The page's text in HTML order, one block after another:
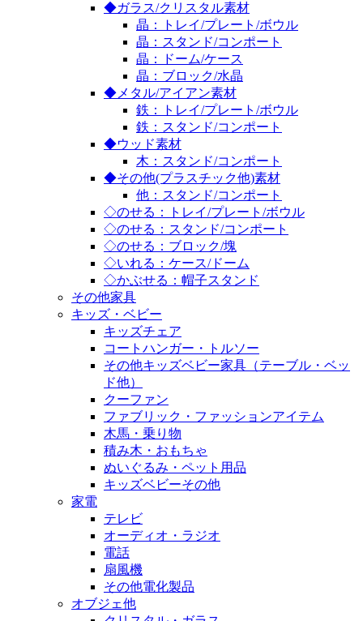
◆ガラス/クリスタル素材
晶：トレイ/プレート/ボウル
晶：スタンド/コンポート
晶：ドーム/ケース
晶：ブロック/水晶
◆メタル/アイアン素材
鉄：トレイ/プレート/ボウル
鉄：スタンド/コンポート
◆ウッド素材
木：スタンド/コンポート
◆その他(プラスチック他)素材
他：スタンド/コンポート
◇のせる：トレイ/プレート/ボウル
◇のせる：スタンド/コンポート
◇のせる：ブロック/塊
◇いれる：ケース/ドーム
◇かぶせる：帽子スタンド
その他家具
キッズ・ベビー
キッズチェア
コートハンガー・トルソー
その他キッズベビー家具（テーブル・ベッ
ド他）
クーファン
ファブリック・ファッションアイテム
木馬・乗り物
積み木・おもちゃ
ぬいぐるみ・ペット用品
キッズベビーその他
家電
テレビ
オーディオ・ラジオ
電話
扇風機
その他電化製品
オブジェ他